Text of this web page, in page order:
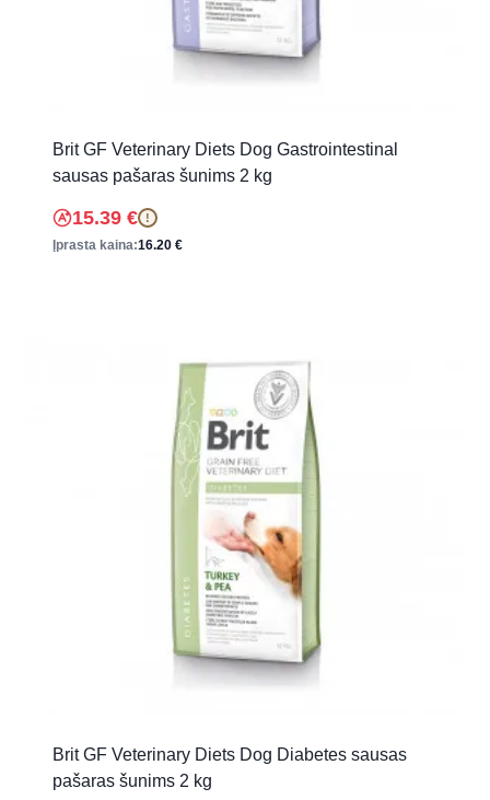
Brit GF Veterinary Diets Dog Gastrointestinal
sausas pašaras šunims 2 kg
15.39 € !
Įprasta kaina:16.20 €
Brit GF Veterinary Diets Dog Diabetes sausas
pašaras šunims 2 kg